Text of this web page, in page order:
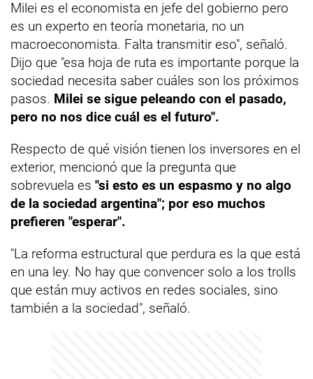
Milei es el economista en jefe del gobierno pero
es un experto en teoría monetaria, no un
macroeconomista. Falta transmitir eso", señaló.
Dijo que "esa hoja de ruta es importante porque la
sociedad necesita saber cuáles son los próximos
pasos. Milei se sigue peleando con el pasado,
pero no nos dice cuál es el futuro".
Respecto de qué visión tienen los inversores en el
exterior, mencionó que la pregunta que
sobrevuela es "si esto es un espasmo y no algo
de la sociedad argentina"; por eso muchos
prefieren "esperar".
"La reforma estructural que perdura es la que está
en una ley. No hay que convencer solo a los trolls
que están muy activos en redes sociales, sino
también a la sociedad", señaló.